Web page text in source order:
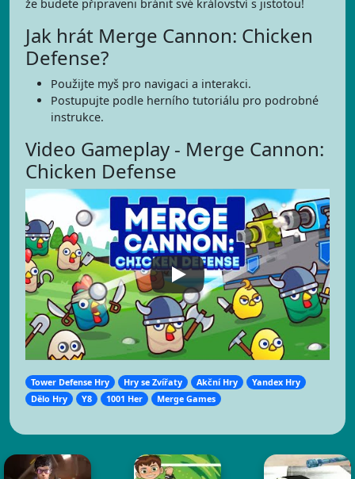
že budete připraveni bránit své království s jistotou!
Jak hrát Merge Cannon: Chicken
Defense?
Použijte myš pro navigaci a interakci.
Postupujte podle herního tutoriálu pro podrobné
instrukce.
Video Gameplay - Merge Cannon:
Chicken Defense
Tower Defense Hry Hry se Zvířaty Akční Hry
Yandex Hry
Dělo Hry
Y8 1001 Her Merge Games